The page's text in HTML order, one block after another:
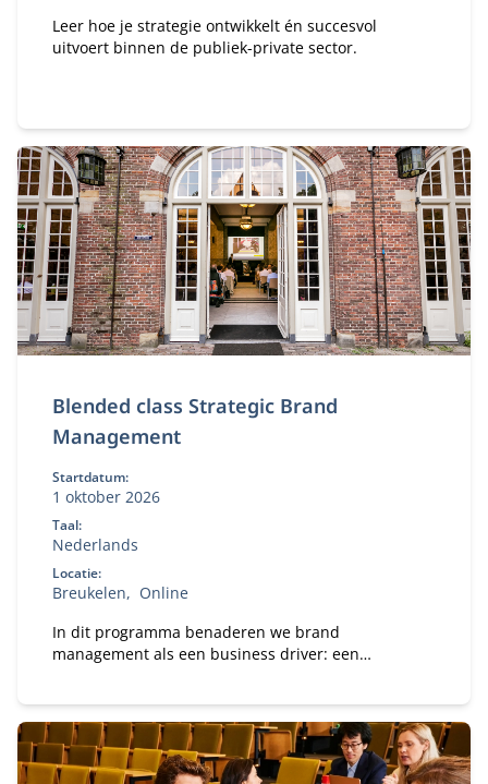
Leer hoe je strategie ontwikkelt én succesvol
uitvoert binnen de publiek-private sector.
Blended class Strategic Brand
Management
Startdatum:
1 oktober 2026
Taal:
Nederlands
Locatie:
Breukelen
Online
In dit programma benaderen we brand
management als een business driver: een
volwassenheid, durf om keuzes te maken,
prioriteiten te stellen, te versnellen en intern te
verankeren.